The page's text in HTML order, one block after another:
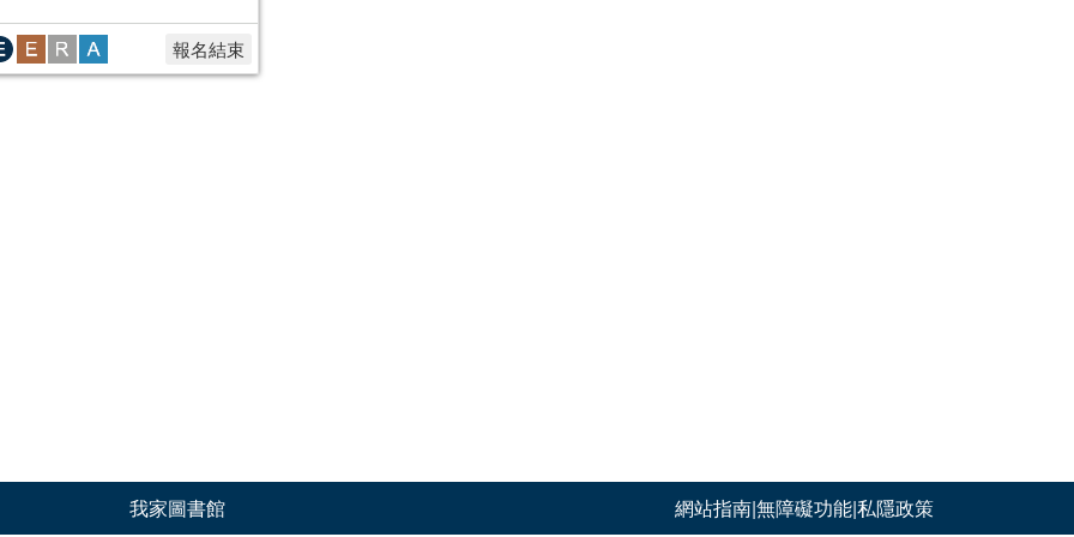
報名結束
我家圖書館 網站指南|無障礙功能|私隱政策